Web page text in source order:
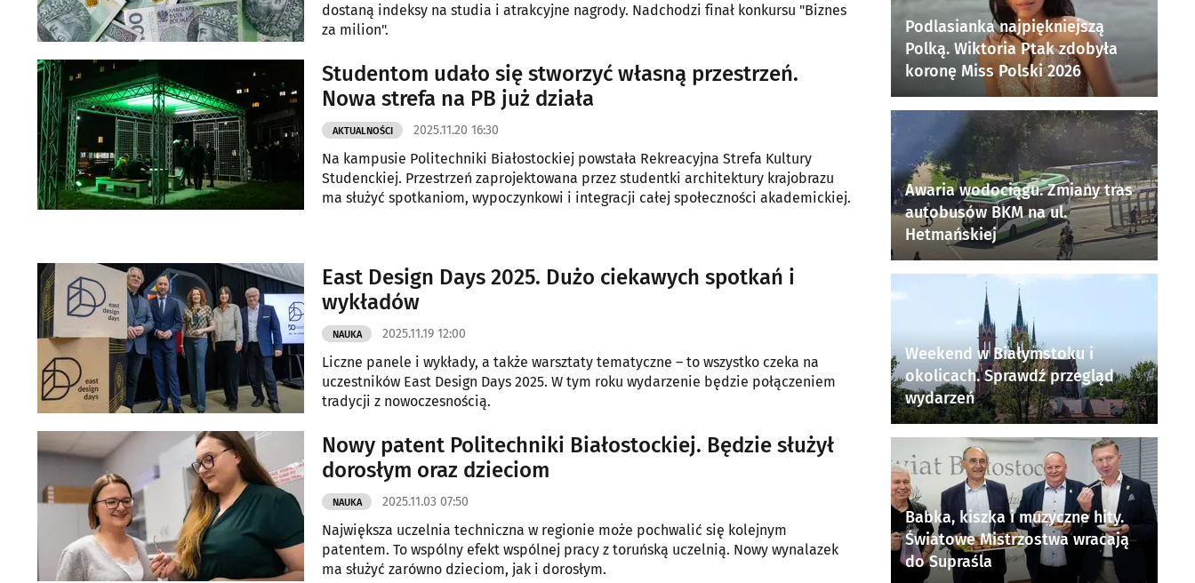
dostaną indeksy na studia i atrakcyjne nagrody. Nadchodzi finał konkursu "Biznes
za milion".
Studentom udało się stworzyć własną przestrzeń.
Nowa strefa na PB już działa
AKTUALNOŚCI 2025.11.20 16:30
Na kampusie Politechniki Białostockiej powstała Rekreacyjna Strefa Kultury
Studenckiej. Przestrzeń zaprojektowana przez studentki architektury krajobrazu
ma służyć spotkaniom, wypoczynkowi i integracji całej społeczności akademickiej.
East Design Days 2025. Dużo ciekawych spotkań i
wykładów
NAUKA 2025.11.19 12:00
Liczne panele i wykłady, a także warsztaty tematyczne – to wszystko czeka na
uczestników East Design Days 2025. W tym roku wydarzenie będzie połączeniem
tradycji z nowoczesnością.
Nowy patent Politechniki Białostockiej. Będzie służył
dorosłym oraz dzieciom
NAUKA 2025.11.03 07:50
Największa uczelnia techniczna w regionie może pochwalić się kolejnym
patentem. To wspólny efekt wspólnej pracy z toruńską uczelnią. Nowy wynalazek
ma służyć zarówno dzieciom, jak i dorosłym.
Podlasianka najpiękniejszą
Polką. Wiktoria Ptak zdobyła
koronę Miss Polski 2026
Awaria wodociągu. Zmiany tras
autobusów BKM na ul.
Hetmańskiej
Weekend w Białymstoku i
okolicach. Sprawdź przegląd
wydarzeń
Babka, kiszka i muzyczne hity.
Światowe Mistrzostwa wracają
do Supraśla